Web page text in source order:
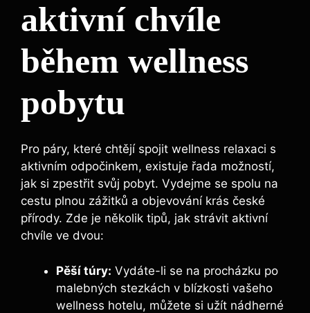
aktivní chvíle
během wellness
pobytu
Pro páry, které chtějí spojit wellness relaxaci s
aktivním odpočinkem, existuje řada možností,
jak si zpestřit svůj pobyt. Vydejme se spolu na
cestu plnou zážitků a objevování krás české
přírody. Zde je několik tipů, jak strávit aktivní
chvíle ve dvou:
Pěší túry: Vydáte-li se na procházku po
malebných stezkách v blízkosti vašeho
wellness hotelu, můžete si užít nádherné